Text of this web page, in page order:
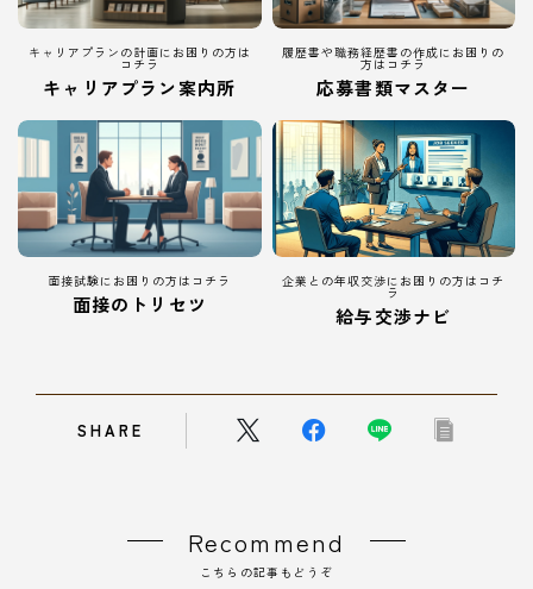
キャリアプランの計画にお困りの方は
コチラ
キャリアプラン案内所
履歴書や職務経歴書の作成にお困りの
方はコチラ
応募書類マスター
面接試験にお困りの方はコチラ
面接のトリセツ
企業との年収交渉にお困りの方はコチ
ラ
給与交渉ナビ
SHARE
Recommend
こちらの記事もどうぞ